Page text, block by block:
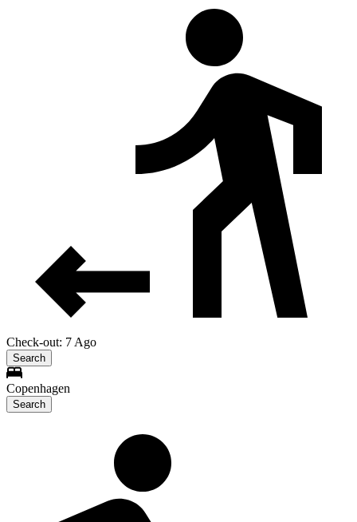
Check-out: 7 Ago
Search
Copenhagen
Search